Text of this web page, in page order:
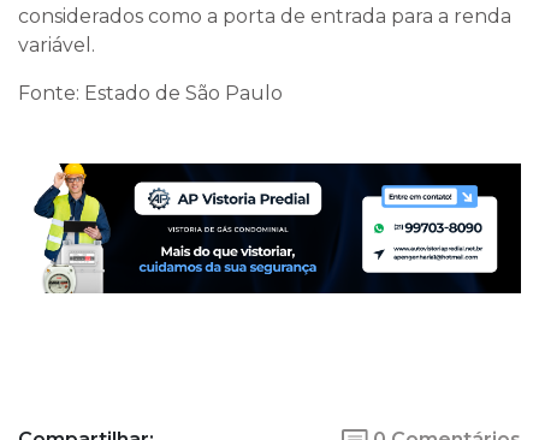
considerados como a porta de entrada para a renda
variável.
Fonte: Estado de São Paulo